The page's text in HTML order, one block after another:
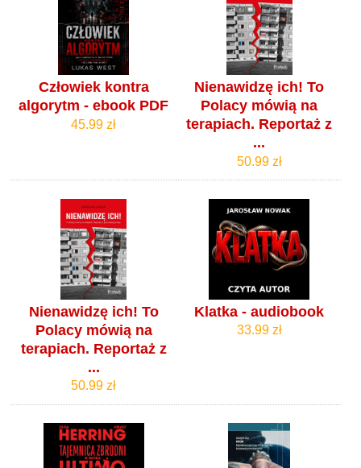
Człowiek kontra
algorytm - ebook PDF
45.99 zł
Nienawidzę ich! To
Polacy mówią na
terapiach. Reportaż z
...
50.99 zł
Nienawidzę ich! To
Polacy mówią na
terapiach. Reportaż z
...
50.99 zł
Klatka - audiobook
33.99 zł